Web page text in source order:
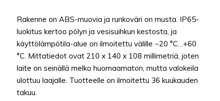
Rakenne on ABS-muovia ja runkoväri on musta. IP65-
luokitus kertoo pölyn ja vesisuihkun kestosta, ja
käyttölämpötila-alue on ilmoitettu välille −20 °C…+60
°C. Mittatiedot ovat 210 x 140 x 108 millimetriä, joten
laite on seinällä melko huomaamaton, mutta valokeila
ulottuu laajalle. Tuotteelle on ilmoitettu 36 kuukauden
takuu.